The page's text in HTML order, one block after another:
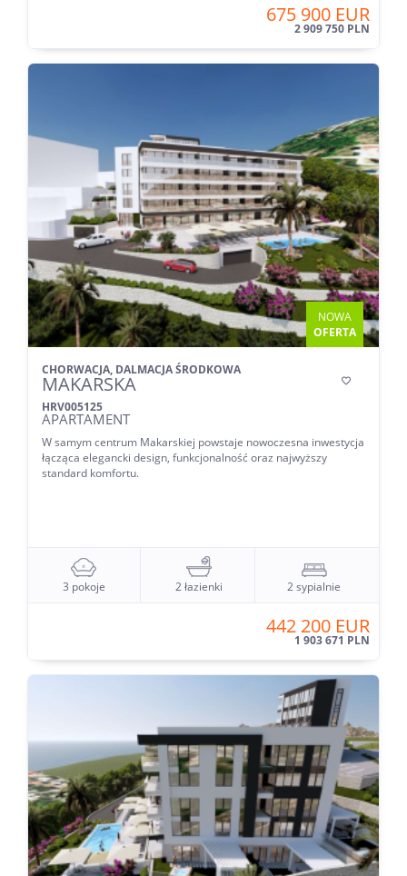
675 900 EUR
2 909 750 PLN
NOWA
OFERTA
CHORWACJA, DALMACJA ŚRODKOWA
MAKARSKA
HRV005125
APARTAMENT

W samym centrum Makarskiej powstaje nowoczesna inwestycja
łącząca elegancki design, funkcjonalność oraz najwyższy
standard komfortu.
3 pokoje 2 łazienki 2 sypialnie
442 200 EUR
1 903 671 PLN